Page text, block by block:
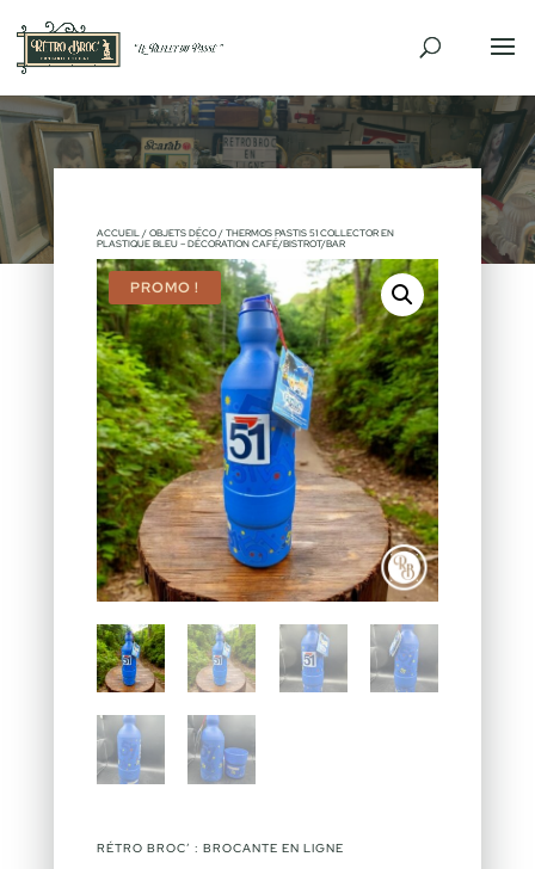
ACCUEIL/ OBJETS DÉCO/ THERMOS PASTIS 51 COLLECTOR EN
PLASTIQUE BLEU – DÉCORATION CAFÉ/BISTROT/BAR
PROMO !
RÉTRO BROC’ : BROCANTE EN LIGNE